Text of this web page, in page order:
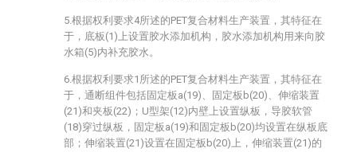
5.根据权利要求4所述的PET复合材料生产装置，其特征在
于，底板(1)上设置胶水添加机构，胶水添加机构用来向胶
水箱(5)内补充胶水。
6.根据权利要求1所述的PET复合材料生产装置，其特征在
于，通断组件包括固定板a(19)、固定板b(20)、伸缩装置
(21)和夹板(22)；U型架(12)内壁上设置纵板，导胶软管
(18)穿过纵板，固定板a(19)和固定板b(20)均设置在纵板底
部；伸缩装置(21)设置在固定板b(20)上，伸缩装置(21)的